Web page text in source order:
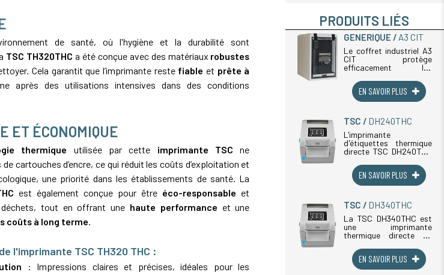
de santé, où l'hygiène et la durabilité sont
TSC TH320THC a été conçue avec des matériaux robustes
Cela garantit que l’imprimante reste fiable et prête à
après des utilisations intensives dans des conditions
ET ÉCONOMIQUE
thermique utilisée par cette imprimante TSC ne
cartouches d’encre, ce qui réduit les coûts d’exploitation et
une priorité dans les établissements de santé. La
est également conçue pour être éco-responsable et
tout en offrant une haute performanceet une
coûts à long terme.
l'imprimante TSC TH320 THC :
: Impressions claires et précises, idéales pour les
PRODUITS LIÉS
GENERIQUE A3 CIT
Le coffret industriel A3
CIT protège
efficacement les
en environnements
industriels
contraignants. Conçu
thermoformé haute
résistance, ce coffret
garantit (...)
EN SAVOIR PLUS
TSC DH240THC
L'imprimante
d'étiquettes thermique
directe TSC DH240THC
développée pour
répondre aux besoins
des établissements de
médicaux et des
pharmacies
hospitalières. (...)
EN SAVOIR PLUS
TSC DH340THC
La TSC DH340THC est
une imprimante
thermique directe de
développée pour les
environnements
médicaux et
EN SAVOIR PLUS